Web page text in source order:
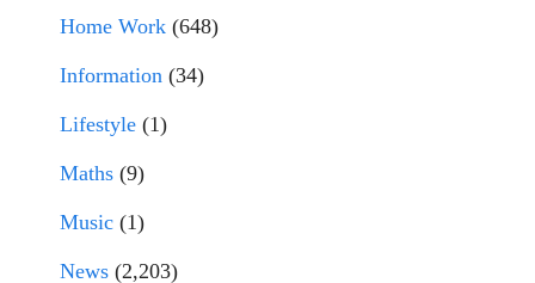
Home Work (648)
Information (34)
Lifestyle (1)
Maths (9)
Music (1)
News (2,203)